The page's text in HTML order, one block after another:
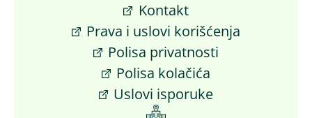
Kontakt
Prava i uslovi korišćenja
Polisa privatnosti
Polisa kolačića
Uslovi isporuke